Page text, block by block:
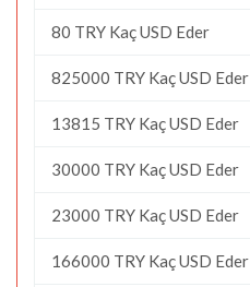
80 TRY Kaç USD Eder
825000 TRY Kaç USD Eder
13815 TRY Kaç USD Eder
30000 TRY Kaç USD Eder
23000 TRY Kaç USD Eder
166000 TRY Kaç USD Eder